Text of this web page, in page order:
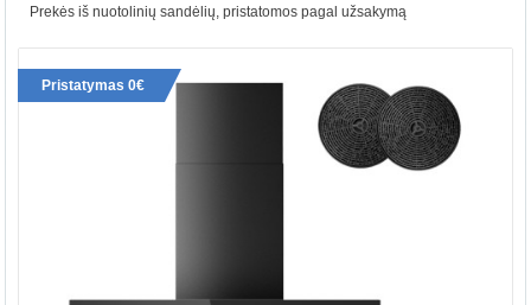
Prekės iš nuotolinių sandėlių, pristatomos pagal užsakymą
Pristatymas 0€